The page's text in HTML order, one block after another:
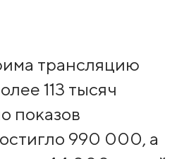
трансляцию
113 тысяч
показов
990 000, а